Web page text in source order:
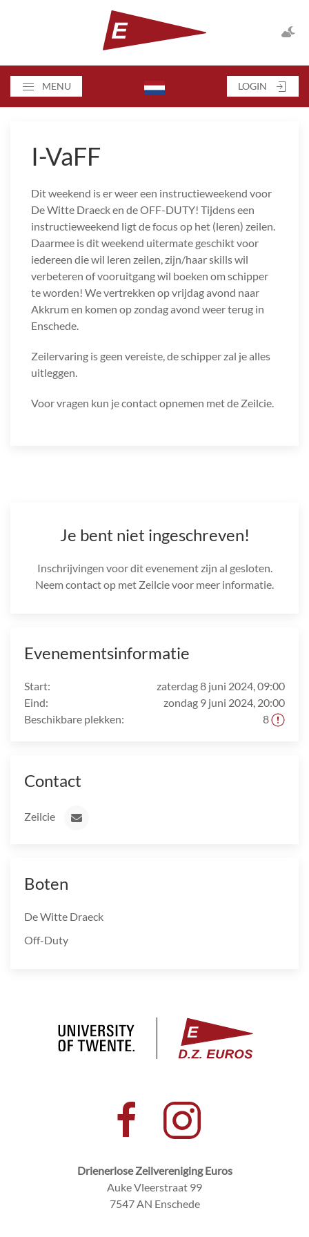
MENU LOGIN
I-VaFF
Dit weekend is er weer een instructieweekend voor
De Witte Draeck en de OFF-DUTY! Tijdens een
instructieweekend ligt de focus op het (leren) zeilen.
Daarmee is dit weekend uitermate geschikt voor
iedereen die wil leren zeilen, zijn/haar skills wil
verbeteren of vooruitgang wil boeken om schipper
te worden! We vertrekken op vrijdag avond naar
Akkrum en komen op zondag avond weer terug in
Enschede.
Zeilervaring is geen vereiste, de schipper zal je alles
uitleggen.
Voor vragen kun je contact opnemen met de Zeilcie.
Je bent niet ingeschreven!
Inschrijvingen voor dit evenement zijn al gesloten.
Neem contact op met Zeilcie voor meer informatie.
Evenementsinformatie
Start:
zaterdag 8 juni 2024, 09:00
Eind:
zondag 9 juni 2024, 20:00
Beschikbare plekken:
8
Contact
Zeilcie
Boten
De Witte Draeck
Off-Duty
Drienerlose Zeilvereniging Euros
Auke Vleerstraat 99
7547 AN Enschede